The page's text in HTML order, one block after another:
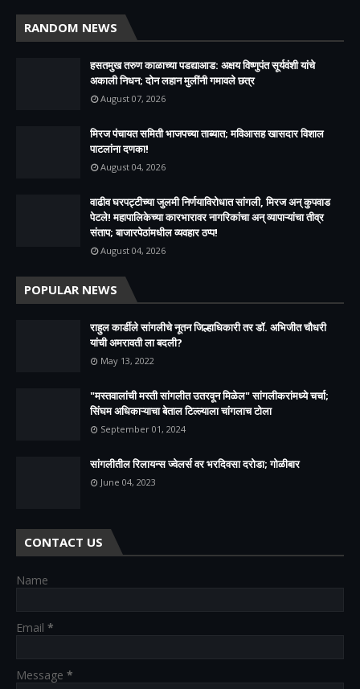
RANDOM NEWS
हसतमुख तरुण काळाच्या पडद्याआड: अक्षय विष्णुपंत सूर्यवंशी यांचे
अकाली निधन; दोन लहान मुलींनी गमावले छत्र
August 07, 2026
मिरज पंचायत समिती भाजपच्या ताब्यात; मविआसह खासदार विशाल
पाटलांना दणका!
August 04, 2026
वाढीव घरपट्टीच्या जुलमी निर्णयाविरोधात सांगली, मिरज अन् कुपवाड
पेटले! महापालिकेच्या कारभारावर नागरिकांचा अन् व्यापाऱ्यांचा तीव्र
संताप; बाजारपेठांमधील व्यवहार ठप्प!​
August 04, 2026
POPULAR NEWS
राहुल कार्डीले सांगलीचे नूतन जिल्हाधिकारी तर डॉ. अभिजीत चौधरी
यांची अमरावती ला बदली?
May 13, 2022
"मस्तवालांची मस्ती सांगलीत उतरवून मिळेल" सांगलीकरांमध्ये चर्चा;
सिंघम अधिकाऱ्याचा बेताल टिल्ल्याला चांगलाच टोला
September 01, 2024
सांगलीतील रिलायन्स ज्वेलर्स वर भरदिवसा दरोडा; गोळीबार
June 04, 2023
CONTACT US
Name
Email *
Message *